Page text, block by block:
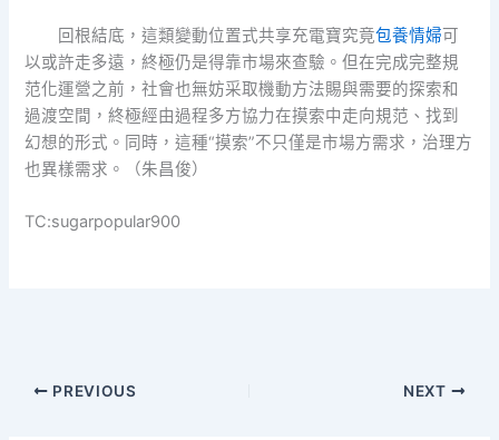
回根結底，這類變動位置式共享充電寶究竟包養情婦可
以或許走多遠，終極仍是得靠市場來查驗。但在完成完整規
范化運營之前，社會也無妨采取機動方法賜與需要的探索和
過渡空間，終極經由過程多方協力在摸索中走向規范、找到
幻想的形式。同時，這種“摸索”不只僅是市場方需求，治理方
也異樣需求。（朱昌俊）
TC:sugarpopular900
PREVIOUS NEXT